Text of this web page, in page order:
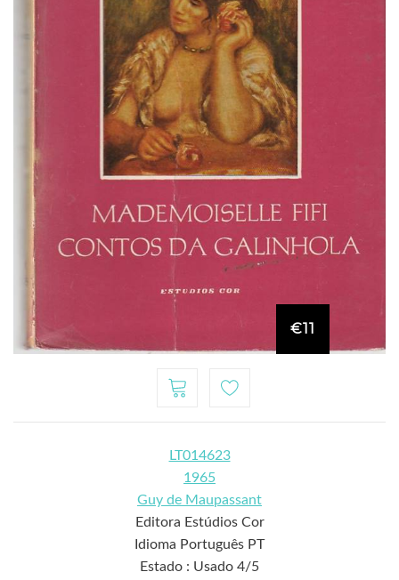
€11
LT014623
1965
Guy de Maupassant
Editora Estúdios Cor
Idioma Português PT
Estado : Usado 4/5